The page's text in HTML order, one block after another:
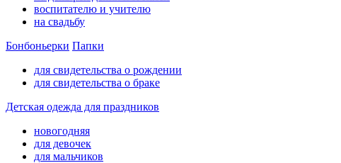
воспитателю и учителю
на свадьбу
Бонбоньерки Папки
для свидетельства о рождении
для свидетельства о браке
Детская одежда для праздников
новогодняя
для девочек
для мальчиков